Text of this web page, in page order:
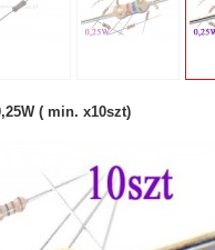
( min. x10szt)